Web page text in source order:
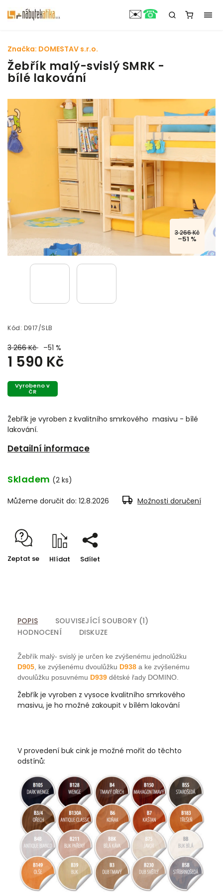
Žebřík malý-svislý SMRK -
bílé lakování
3 266 Kč
–51 %
Kód: D917/SLB
3 266 Kč –51 %
1 590 Kč
Vyrobeno v
ČR
Žebřík je vyroben z kvalitního smrkového masivu - bílé
lakování.
Detailní informace
Značka: DOMESTAV s.r.o.
Skladem (2 ks)
Můžeme doručit do: 12.8.2026 Možnosti doručení
Zeptat se Hlídat Sdílet
POPIS
SOUVISEJÍCÍ SOUBORY (1)
HODNOCENÍ
DISKUZE
Žebřík malý- svislý je určen ke zvýšenému jednolůžku
D905 , ke zvýšenému dvoulůžku D938 a ke zvýšenému
dvoulůžku posuvnému D939 dětské řady DOMINO.
Žebřík je vyroben z vysoce kvalitního smrkového
masivu, je ho možné zakoupit v bílém lakování
V provedení buk cink je možné mořit do těchto
odstínů:
✉️☎